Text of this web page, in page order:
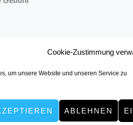
Cookie-Zustimmung
um unsere Website und unseren Service zu
ABLEHNEN
Dortmund